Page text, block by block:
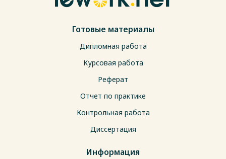
Готовые материалы
Дипломная работа
Курсовая работа
Реферат
Отчет по практике
Контрольная работа
Диссертация
Информация